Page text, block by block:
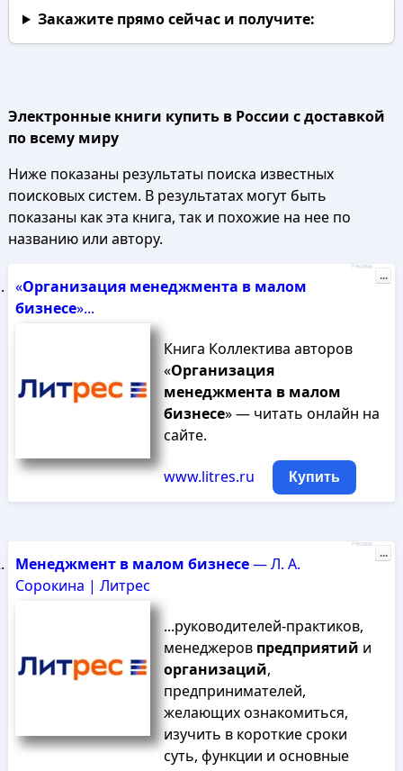
Закажите прямо сейчаси получите:
Электронные книги купить в России с доставкой
по всему миру
Ниже показаны результаты поиска известных
поисковых систем. В результатах могут быть
показаны как эта книга, так и похожие на нее по
названию или автору.
«Организация менеджмента в малом
бизнесе»...
Книга Коллектива авторов
«Организация
менеджмента в малом
бизнесе» — читать онлайн на
сайте.
www.litres.ru Купить
Реклама
...
Менеджмент в малом бизнесе— Л. А.
Сорокина | Литрес
...руководителей-практиков,
менеджеров предприятий и
организаций,
предпринимателей,
желающих ознакомиться,
изучить в короткие сроки
суть, функции и основные
Реклама
...